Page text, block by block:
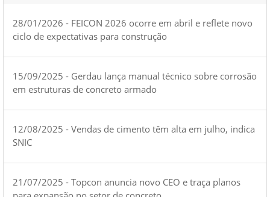
28/01/2026 - FEICON 2026 ocorre em abril e reflete novo
ciclo de expectativas para construção
15/09/2025 - Gerdau lança manual técnico sobre corrosão
em estruturas de concreto armado
12/08/2025 - Vendas de cimento têm alta em julho, indica
SNIC
21/07/2025 - Topcon anuncia novo CEO e traça planos